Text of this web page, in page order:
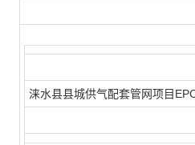
涞水县县城供气配套管网项目